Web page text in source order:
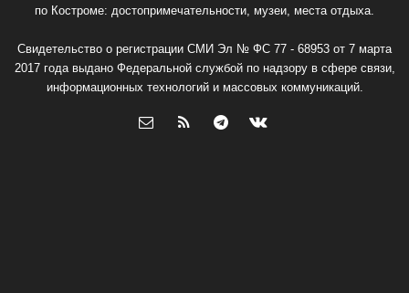
по Костроме: достопримечательности, музеи, места отдыха.
Свидетельство о регистрации СМИ Эл № ФС 77 - 68953 от 7 марта
2017 года выдано Федеральной службой по надзору в сфере связи,
информационных технологий и массовых коммуникаций.